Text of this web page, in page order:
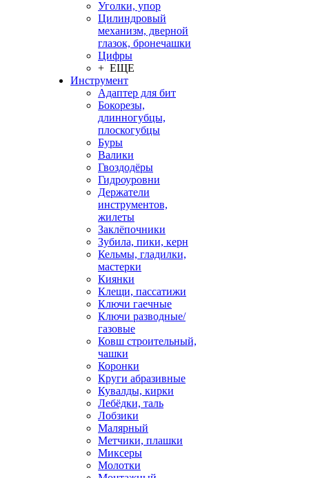
Уголки, упор
Цилиндровый
механизм, дверной
глазок, бронечашки
Цифры
+ ЕЩЕ
Инструмент
Адаптер для бит
Бокорезы,
длинногубцы,
плоскогубцы
Буры
Валики
Гвоздодёры
Гидроуровни
Держатели
инструментов,
жилеты
Заклёпочники
Зубила, пики, керн
Кельмы, гладилки,
мастерки
Киянки
Клещи, пассатижи
Ключи гаечные
Ключи разводные/
газовые
Ковш строительный,
чашки
Коронки
Круги абразивные
Кувалды, кирки
Лебёдки, таль
Лобзики
Малярный
Метчики, плашки
Миксеры
Молотки